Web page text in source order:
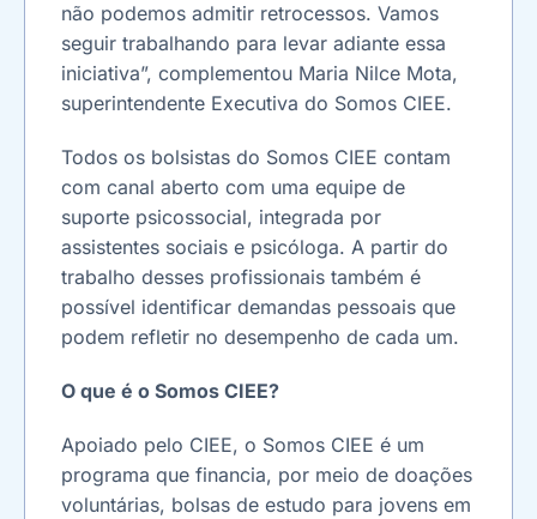
não podemos admitir retrocessos. Vamos
seguir trabalhando para levar adiante essa
iniciativa”, complementou Maria Nilce Mota,
superintendente Executiva do Somos CIEE.
Todos os bolsistas do Somos CIEE contam
com canal aberto com uma equipe de
suporte psicossocial, integrada por
assistentes sociais e psicóloga. A partir do
trabalho desses profissionais também é
possível identificar demandas pessoais que
podem refletir no desempenho de cada um.
O que é o Somos CIEE?
Apoiado pelo CIEE, o Somos CIEE é um
programa que financia, por meio de doações
voluntárias, bolsas de estudo para jovens em